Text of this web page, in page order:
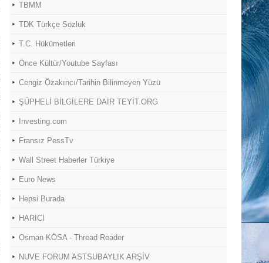
TBMM
TDK Türkçe Sözlük
T.C. Hükümetleri
Önce Kültür/Youtube Sayfası
Cengiz Özakıncı/Tarihin Bilinmeyen Yüzü
ŞÜPHELİ BİLGİLERE DAİR TEYİT.ORG
Investing.com
Fransız PessTv
Wall Street Haberler Türkiye
Euro News
Hepsi Burada
HARİCİ
Osman KÖSA - Thread Reader
NUVE FORUM ASTSUBAYLIK ARŞİV